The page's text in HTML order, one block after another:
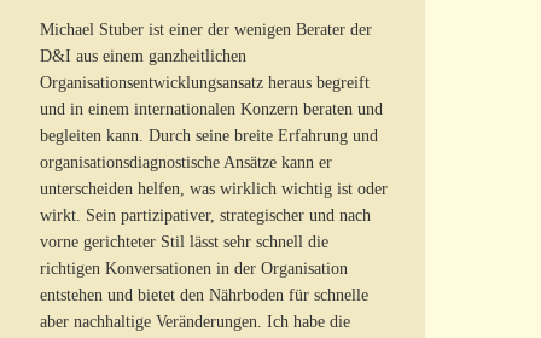
Michael Stuber ist einer der wenigen Berater der
D&I aus einem ganzheitlichen
Organisationsentwicklungsansatz heraus begreift
und in einem internationalen Konzern beraten und
begleiten kann. Durch seine breite Erfahrung und
organisationsdiagnostische Ansätze kann er
unterscheiden helfen, was wirklich wichtig ist oder
wirkt. Sein partizipativer, strategischer und nach
vorne gerichteter Stil lässt sehr schnell die
richtigen Konversationen in der Organisation
entstehen und bietet den Nährboden für schnelle
aber nachhaltige Veränderungen. Ich habe die